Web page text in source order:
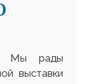
Мы рады
выставки